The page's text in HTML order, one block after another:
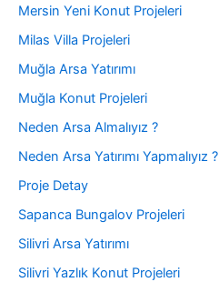
Mersin Yeni Konut Projeleri
Milas Villa Projeleri
Muğla Arsa Yatırımı
Muğla Konut Projeleri
Neden Arsa Almalıyız ?
Neden Arsa Yatırımı Yapmalıyız ?
Proje Detay
Sapanca Bungalov Projeleri
Silivri Arsa Yatırımı
Silivri Yazlık Konut Projeleri